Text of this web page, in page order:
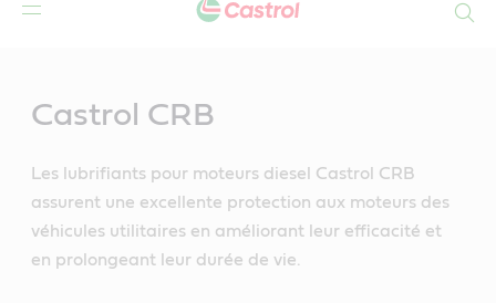
Castrol CRB
Les lubrifiants pour moteurs diesel Castrol CRB
assurent une excellente protection aux moteurs des
véhicules utilitaires en améliorant leur efficacité et
en prolongeant leur durée de vie.